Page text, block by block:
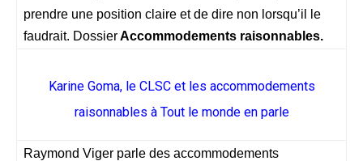
prendre une position claire et de dire non lorsqu’il le
faudrait. DossierAccommodements raisonnables.
Karine Goma, le CLSC et les accommodements
raisonnables à Tout le monde en parle
Raymond Viger parle des accommodements